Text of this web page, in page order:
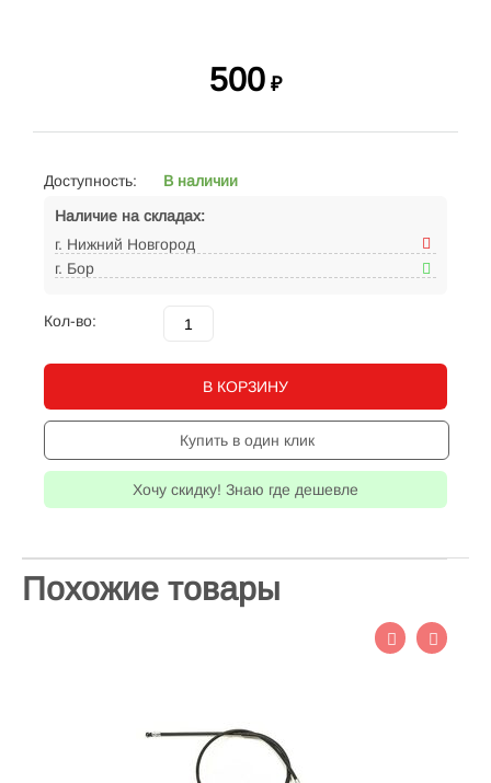
500 ₽
Доступность:
В наличии
Наличие на складах:
г. Нижний Новгород
г. Бор
Кол-во:
В КОРЗИНУ
Купить в один клик
Хочу скидку! Знаю где дешевле
Похожие товары